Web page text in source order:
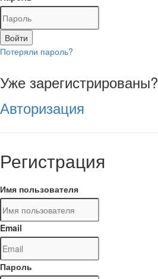
Войти
Потеряли пароль?
Уже зарегистрированы?
Авторизация
Регистрация
Имя пользователя
Email
Пароль